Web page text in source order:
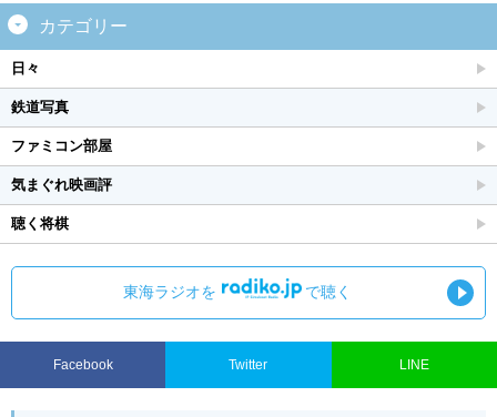
カテゴリー
日々
鉄道写真
ファミコン部屋
気まぐれ映画評
聴く将棋
東海ラジオを で聴く
Facebook Twitter LINE